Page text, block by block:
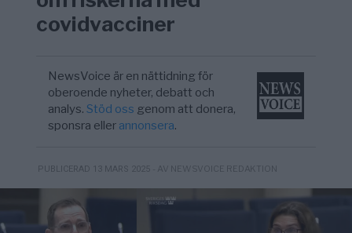
covidvacciner
NewsVoice är en nättidning för
oberoende nyheter, debatt och
analys.Stöd oss genom att donera,
sponsra eller annonsera.
PUBLICERAD 13 MARS 2025 - AV NEWSVOICE REDAKTION